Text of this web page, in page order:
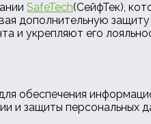
SafeTech(СейфТек),
дополнительную
укрепляют его
обеспечения
и защиты персональных